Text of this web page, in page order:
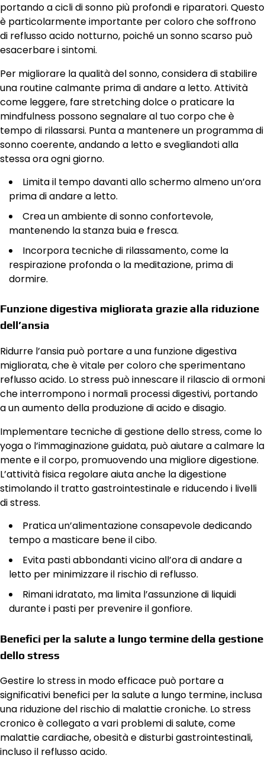
portando a cicli di sonno più profondi e riparatori. Questo
è particolarmente importante per coloro che soffrono
di reflusso acido notturno, poiché un sonno scarso può
esacerbare i sintomi.
Per migliorare la qualità del sonno, considera di stabilire
una routine calmante prima di andare a letto. Attività
come leggere, fare stretching dolce o praticare la
mindfulness possono segnalare al tuo corpo che è
tempo di rilassarsi. Punta a mantenere un programma di
sonno coerente, andando a letto e svegliandoti alla
stessa ora ogni giorno.
Limita il tempo davanti allo schermo almeno un’ora
prima di andare a letto.
Crea un ambiente di sonno confortevole,
mantenendo la stanza buia e fresca.
Incorpora tecniche di rilassamento, come la
respirazione profonda o la meditazione, prima di
dormire.
Funzione digestiva migliorata grazie alla riduzione
dell’ansia
Ridurre l’ansia può portare a una funzione digestiva
migliorata, che è vitale per coloro che sperimentano
reflusso acido. Lo stress può innescare il rilascio di ormoni
che interrompono i normali processi digestivi, portando
a un aumento della produzione di acido e disagio.
Implementare tecniche di gestione dello stress, come lo
yoga o l’immaginazione guidata, può aiutare a calmare la
mente e il corpo, promuovendo una migliore digestione.
L’attività fisica regolare aiuta anche la digestione
stimolando il tratto gastrointestinale e riducendo i livelli
di stress.
Pratica un’alimentazione consapevole dedicando
tempo a masticare bene il cibo.
Evita pasti abbondanti vicino all’ora di andare a
letto per minimizzare il rischio di reflusso.
Rimani idratato, ma limita l’assunzione di liquidi
durante i pasti per prevenire il gonfiore.
Benefici per la salute a lungo termine della gestione
dello stress
Gestire lo stress in modo efficace può portare a
significativi benefici per la salute a lungo termine, inclusa
una riduzione del rischio di malattie croniche. Lo stress
cronico è collegato a vari problemi di salute, come
malattie cardiache, obesità e disturbi gastrointestinali,
incluso il reflusso acido.